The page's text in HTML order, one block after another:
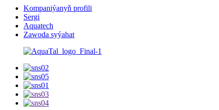
Kompaniýanyň profili
Sergi
Aquatech
Zawoda syýahat